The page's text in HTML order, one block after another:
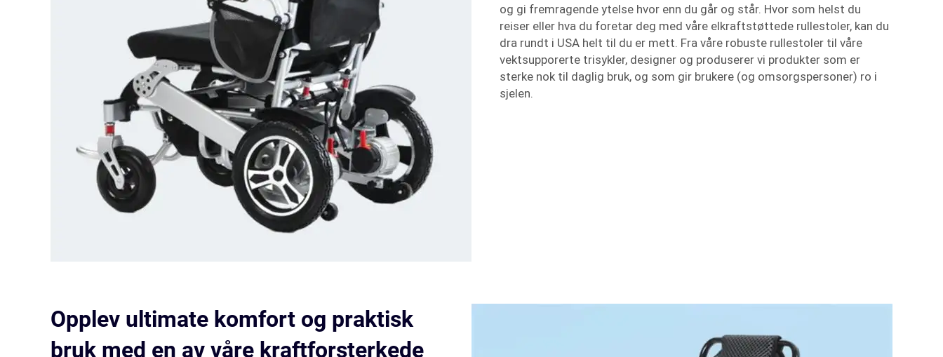
og gi fremragende ytelse hvor enn du går og står. Hvor som helst du
reiser eller hva du foretar deg med våre elkraftstøttede rullestoler, kan du
dra rundt i USA helt til du er mett. Fra våre robuste rullestoler til våre
vektsupporerte trisykler, designer og produserer vi produkter som er
sterke nok til daglig bruk, og som gir brukere (og omsorgspersoner) ro i
sjelen.
Opplev ultimate komfort og praktisk
bruk med en av våre kraftforsterkede